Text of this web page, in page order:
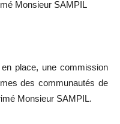
Monsieur SAMPIL
place, une commission
des communautés de
Monsieur SAMPIL.